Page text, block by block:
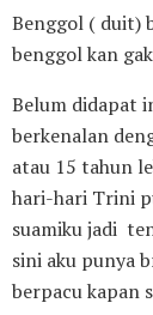
Benggol ( duit)
benggol kan
Belum didapat
berkenalan
atau 15 tahun
hari-hari Trini
suamiku jadi
sini aku punya
berpacu kapan